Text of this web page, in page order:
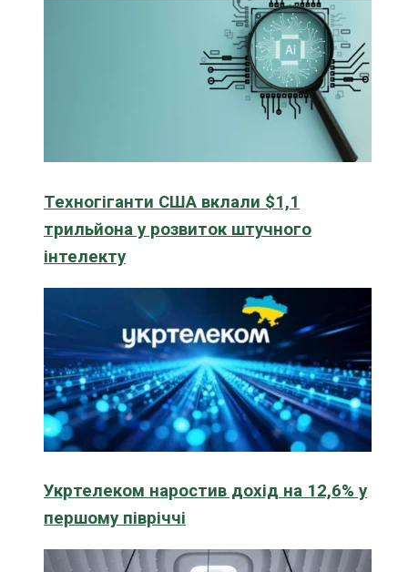
Техногіганти США вклали $1,1
трильйона у розвиток штучного
інтелекту
Укртелеком наростив дохід на 12,6% у
першому півріччі